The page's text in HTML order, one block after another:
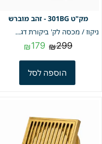
301BG - זהב מוברש
ניקוז / מכסה לק' ביקורת דגם "קופר" | 10/10 | פטנט חוסם ריחות וחרקים | זהב מוברש | מק"ט 301BG
₪299
₪179
הוספה לסל